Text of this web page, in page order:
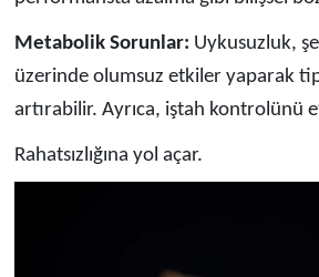
Metabolik Sorunlar: Uykusuzluk,
üzerinde olumsuz etkiler yaparak
artırabilir. Ayrıca, iştah kontrolünü
Rahatsızlığına yol açar.